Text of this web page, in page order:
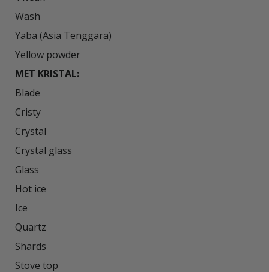
Wash
Yaba (Asia Tenggara)
MET KRISTAL:
Blade
Cristy
Crystal
Crystal glass
Glass
Hot ice
Ice
Quartz
Shards
Stove top